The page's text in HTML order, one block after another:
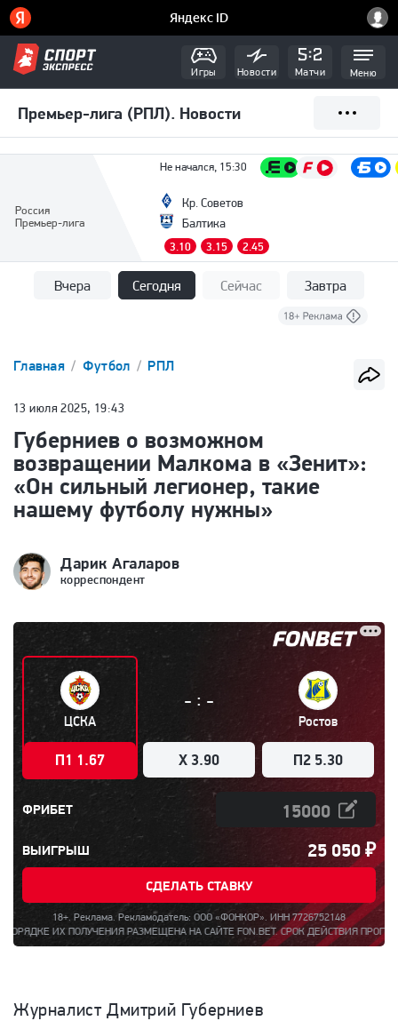
Игры Новости Матчи Меню
Премьер-лига (РПЛ). Новости
Россия
Премьер-лига
Не начался, 15:30
Кр. Советов
Балтика
3.10 3.15 2.45
Вчера Сегодня Сейчас Завтра
Главная Футбол РПЛ
13 июля 2025, 19:43
Губерниев о возможном
возвращении Малкома в «Зенит»:
«Он сильный легионер, такие
нашему футболу нужны»
Дарик Агаларов
корреспондент
ЦСКА
П1 1.67
- : -
X 3.90
Ростов
П2 5.30
ФРИБЕТ
ВЫИГРЫШ 25 050₽
СДЕЛАТЬ СТАВКУ
18+. Реклама. Рекламодатель: ООО «ФОНКОР». ИНН 7726752148
РАЗМЕЩЕНА НА САЙТЕ FON.BET. СРОК ДЕЙСТВИЯ ПРОГРАММЫ
Журналист Дмитрий Губерниев